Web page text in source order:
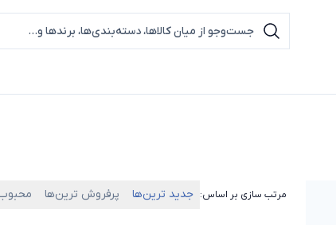
مرتب سازی بر اساس: جدید ترین‌ها پرفروش ترین‌ها